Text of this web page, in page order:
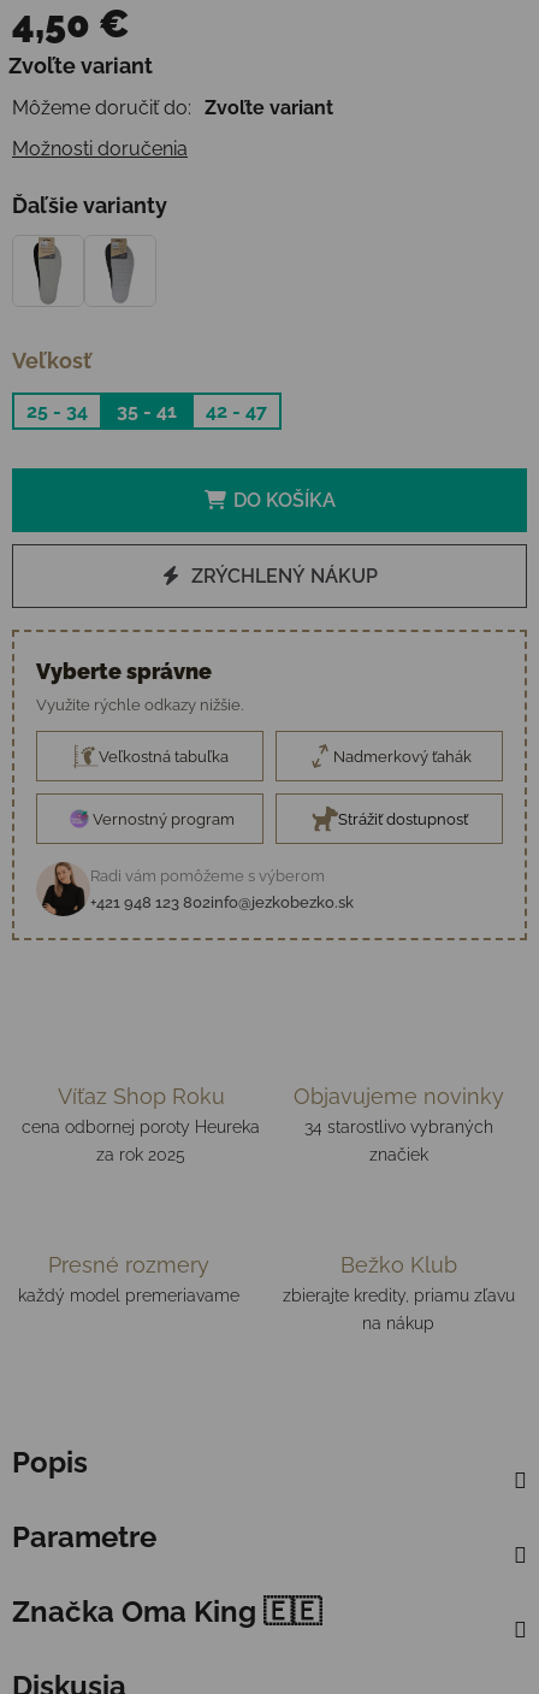
4,50 €
Jednotková cena:
Zvoľte variant
Môžeme doručiť do:
Zvoľte variant
Možnosti doručenia
Ďaľšie varianty
Veľkosť
25 - 34 35 - 41 42 - 47
DO KOŠÍKA
ZRÝCHLENÝ NÁKUP
Vyberte správne
Využite rýchle odkazy nižšie.
Veľkostná tabuľka Nadmerkový ťahák
Vernostný program Strážiť dostupnosť
Radi vám pomôžeme s výberom
+421 948 123 802info@jezkobezko.sk
Víťaz Shop Roku
cena odbornej poroty Heureka
za rok 2025
Objavujeme novinky
34 starostlivo vybraných
značiek
Presné rozmery
každý model premeriavame
Bežko Klub
zbierajte kredity, priamu zľavu
na nákup
Popis
Parametre
Značka Oma King 🇪🇪
Diskusia